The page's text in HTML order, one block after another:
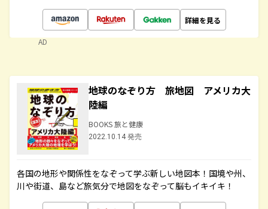
詳細を見る
AD
地球のなぞり方 旅地図 アメリカ大
陸編
BOOKS 旅と健康
2022.10.14 発売
各国の地形や関係性をなぞって学ぶ新しい地図本！国境や州、
川や街道、島など旅気分で地図をなぞって脳もイキイキ！